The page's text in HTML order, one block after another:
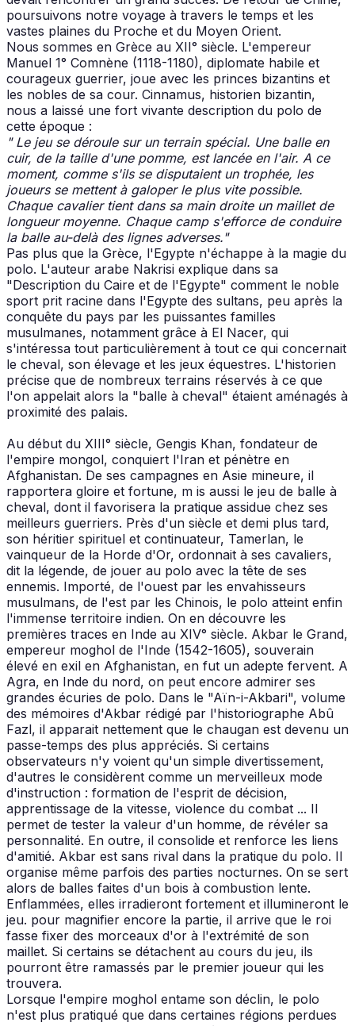
poursuivons notre voyage à travers le temps et les
vastes plaines du Proche et du Moyen Orient.
Nous sommes en Grèce au XII° siècle. L'empereur
Manuel 1° Comnène (1118-1180), diplomate habile et
courageux guerrier, joue avec les princes bizantins et
les nobles de sa cour. Cinnamus, historien bizantin,
nous a laissé une fort vivante description du polo de
cette époque :
" Le jeu se déroule sur un terrain spécial. Une balle en
cuir, de la taille d'une pomme, est lancée en l'air. A ce
moment, comme s'ils se disputaient un trophée, les
joueurs se mettent à galoper le plus vite possible.
Chaque cavalier tient dans sa main droite un maillet de
longueur moyenne. Chaque camp s'efforce de conduire
la balle au-delà des lignes adverses."
Pas plus que la Grèce, l'Egypte n'échappe à la magie du
polo. L'auteur arabe Nakrisi explique dans sa
"Description du Caire et de l'Egypte" comment le noble
sport prit racine dans l'Egypte des sultans, peu après la
conquête du pays par les puissantes familles
musulmanes, notamment grâce à El Nacer, qui
s'intéressa tout particulièrement à tout ce qui concernait
le cheval, son élevage et les jeux équestres. L'historien
précise que de nombreux terrains réservés à ce que
l'on appelait alors la "balle à cheval" étaient aménagés à
proximité des palais.
Au début du XIII° siècle, Gengis Khan, fondateur de
l'empire mongol, conquiert l'Iran et pénètre en
Afghanistan. De ses campagnes en Asie mineure, il
rapportera gloire et fortune, m is aussi le jeu de balle à
cheval, dont il favorisera la pratique assidue chez ses
meilleurs guerriers. Près d'un siècle et demi plus tard,
son héritier spirituel et continuateur, Tamerlan, le
vainqueur de la Horde d'Or, ordonnait à ses cavaliers,
dit la légende, de jouer au polo avec la tête de ses
ennemis. Importé, de l'ouest par les envahisseurs
musulmans, de l'est par les Chinois, le polo atteint enfin
l'immense territoire indien. On en découvre les
premières traces en Inde au XIV° siècle. Akbar le Grand,
empereur moghol de l'Inde (1542-1605), souverain
élevé en exil en Afghanistan, en fut un adepte fervent. A
Agra, en Inde du nord, on peut encore admirer ses
grandes écuries de polo. Dans le "Aïn-i-Akbari", volume
des mémoires d'Akbar rédigé par l'historiographe Abû
Fazl, il apparait nettement que le chaugan est devenu un
passe-temps des plus appréciés. Si certains
observateurs n'y voient qu'un simple divertissement,
d'autres le considèrent comme un merveilleux mode
d'instruction : formation de l'esprit de décision,
apprentissage de la vitesse, violence du combat ... Il
permet de tester la valeur d'un homme, de révéler sa
personnalité. En outre, il consolide et renforce les liens
d'amitié. Akbar est sans rival dans la pratique du polo. Il
organise même parfois des parties nocturnes. On se sert
alors de balles faites d'un bois à combustion lente.
Enflammées, elles irradieront fortement et illumineront le
jeu. pour magnifier encore la partie, il arrive que le roi
fasse fixer des morceaux d'or à l'extrémité de son
maillet. Si certains se détachent au cours du jeu, ils
pourront être ramassés par le premier joueur qui les
trouvera.
Lorsque l'empire moghol entame son déclin, le polo
n'est plus pratiqué que dans certaines régions perdues